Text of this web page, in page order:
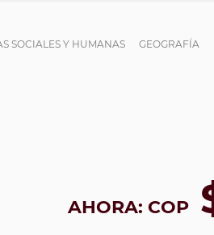
SOCIALES Y HUMANAS GEOGRAFÍA
AHORA: COP